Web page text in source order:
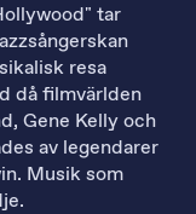
tar
resa
då filmvärlden
Gene Kelly och
av legendarer
Musik som